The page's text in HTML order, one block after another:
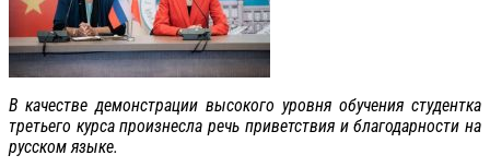
В качестве демонстрации высокого уровня обучения студентка
третьего курса произнесла речь приветствия и благодарности на
русском языке.